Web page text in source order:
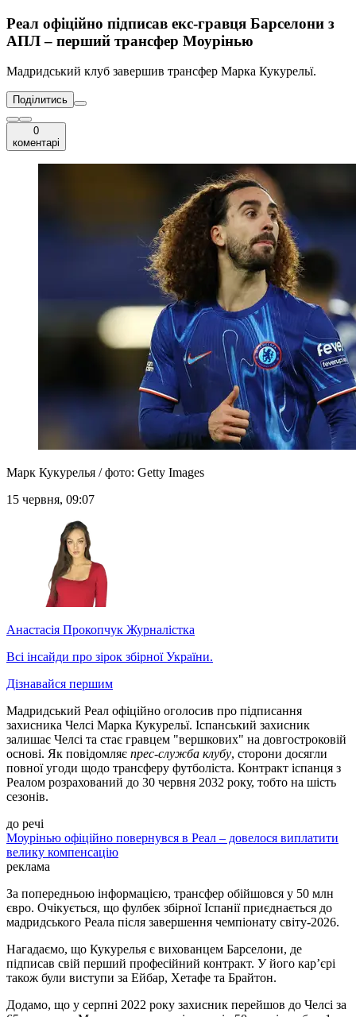
Реал офіційно підписав екс-гравця Барселони з
АПЛ – перший трансфер Моурінью
Мадридський клуб завершив трансфер Марка Кукурельї.
Поділитись
0
коментарі
Марк Кукурелья / фото: Getty Images
15 червня, 09:07
Анастасія Прокопчук Журналістка
Всі інсайди про зірок збірної України.
Дізнавайся першим
Мадридський Реал офіційно оголосив про підписання
захисника Челсі Марка Кукурельї. Іспанський захисник
залишає Челсі та стає гравцем "вершкових" на довгостроковій
основі. Як повідомляє прес-служба клубу, сторони досягли
повної угоди щодо трансферу футболіста. Контракт іспанця з
Реалом розрахований до 30 червня 2032 року, тобто на шість
сезонів.
до речі
Моурінью офіційно повернувся в Реал – довелося виплатити
велику компенсацію
реклама
За попередньою інформацією, трансфер обійшовся у 50 млн
євро. Очікується, що фулбек збірної Іспанії приєднається до
мадридського Реала після завершення чемпіонату світу-2026.
Нагадаємо, що Кукурелья є вихованцем Барселони, де
підписав свій перший професійний контракт. У його кар’єрі
також були виступи за Ейбар, Хетафе та Брайтон.
Додамо, що у серпні 2022 року захисник перейшов до Челсі за